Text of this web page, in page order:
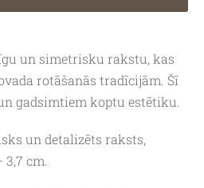
un simetrisku rakstu, kas
rotāšanās tradīcijām. Šī
gadsimtiem koptu estētiku.
un detalizēts raksts,
cm.